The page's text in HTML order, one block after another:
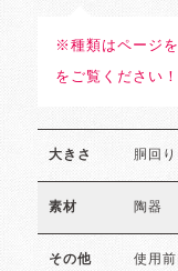
※種類はページ
をご覧ください！
大きさ 胴回
素材 陶器
その他 使用